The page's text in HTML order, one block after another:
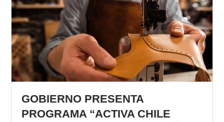
GOBIERNO PRESENTA
PROGRAMA “ACTIVA CHILE